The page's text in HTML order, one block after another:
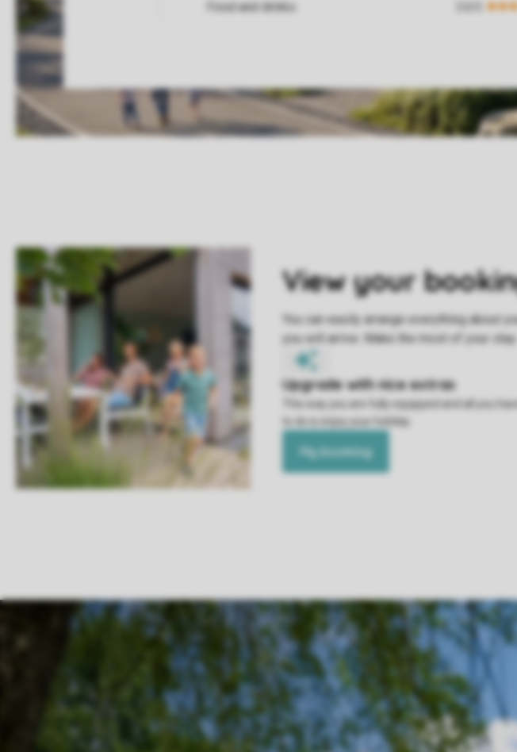
Food and drinks
This way you are fully equipped and all you have
to do is enjoy your holiday.
My booking